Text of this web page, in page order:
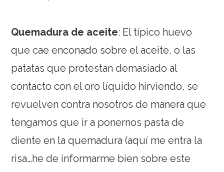
Quemadura de aceite: El típico huevo
que cae enconado sobre el aceite, o las
patatas que protestan demasiado al
contacto con el oro líquido hirviendo, se
revuelven contra nosotros de manera que
tengamos que ir a ponernos pasta de
diente en la quemadura (aquí me entra la
risa…he de informarme bien sobre este